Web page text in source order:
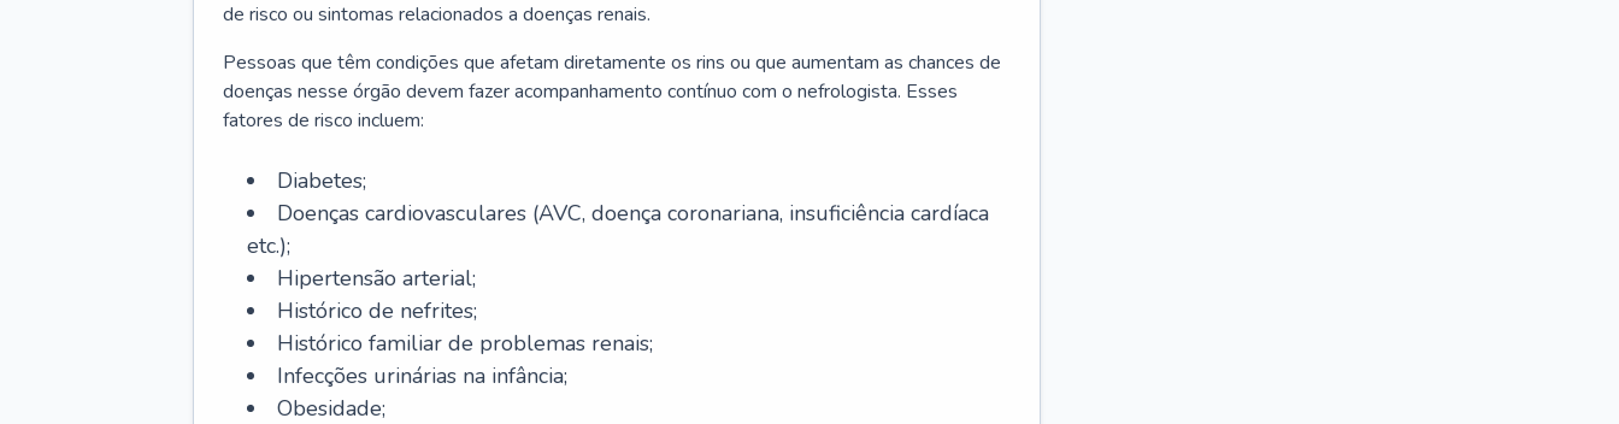
de risco ou sintomas relacionados a doenças renais.
Pessoas que têm condições que afetam diretamente os rins ou que aumentam as chances de
doenças nesse órgão devem fazer acompanhamento contínuo com o nefrologista. Esses
fatores de risco incluem:
Diabetes;
Doenças cardiovasculares (AVC, doença coronariana, insuficiência cardíaca
etc.);
Hipertensão arterial;
Histórico de nefrites;
Histórico familiar de problemas renais;
Infecções urinárias na infância;
Obesidade;